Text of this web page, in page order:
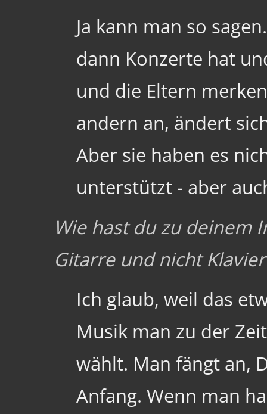
Ja kann man so
dann Konzerte hat
und die Eltern
andern an, ändert
Aber sie haben es
unterstützt - aber
Wie hast du zu deinem
Gitarre und nicht
Ich glaub, weil das
Musik man zu der
wählt. Man fängt an,
Anfang. Wenn man